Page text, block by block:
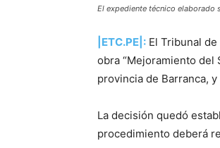
El expediente técnico elaborado
|ETC.PE|: El Tribunal
obra “Mejoramiento del
provincia de Barranca,
La decisión quedó
procedimiento deberá